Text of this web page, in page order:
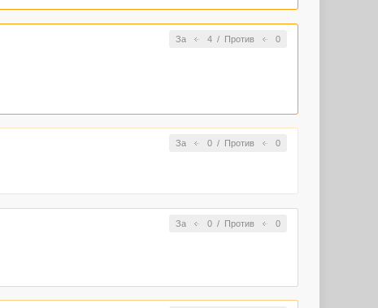
За 4/ Против 0
За 0/ Против 0
За 0/ Против 0